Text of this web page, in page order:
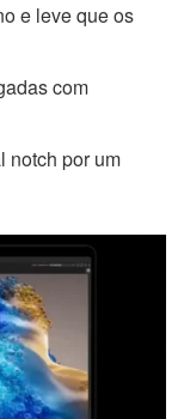
e leve que os
com
notch por um